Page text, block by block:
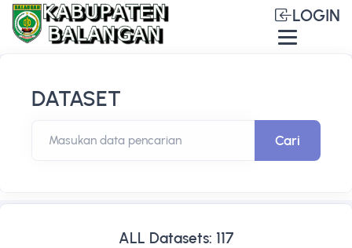
LOGIN
DATASET
Masukan data pencarian Cari
ALL Datasets: 117